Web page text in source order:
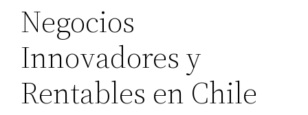
Negocios
Innovadores y
Rentables en Chile